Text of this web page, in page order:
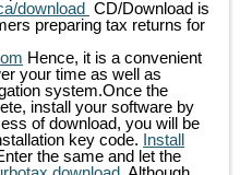
download CD/Download is
preparing tax returns for
Hence, it is a convenient
your time as well as
system.Once the
install your software by
of download, you will be
key code. Install
the same and let the